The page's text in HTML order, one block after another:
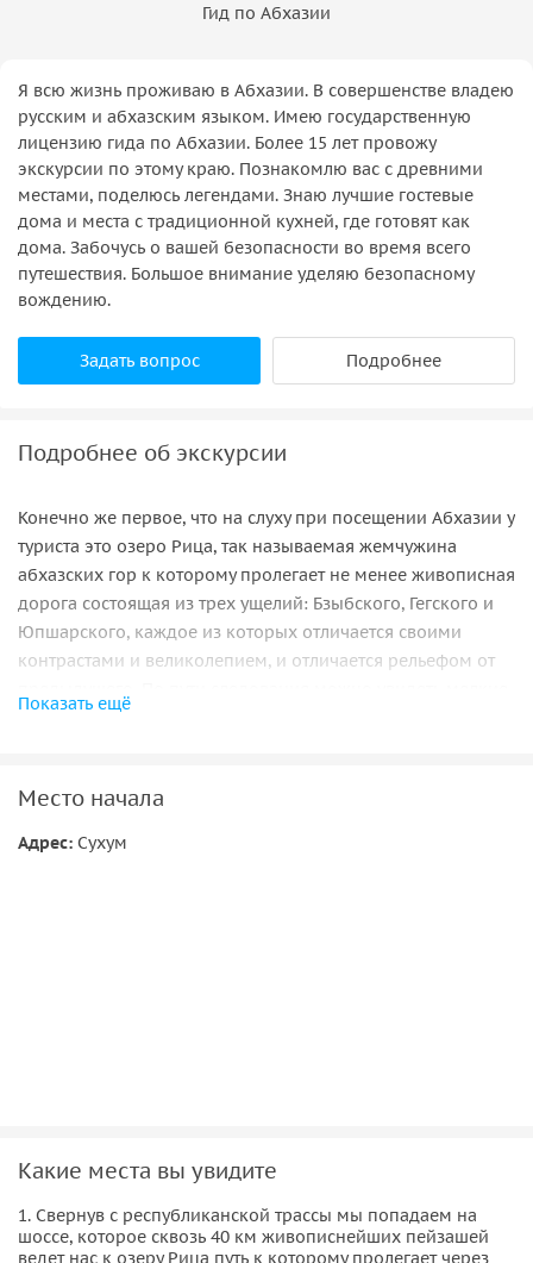
Гид по Абхазии
Я всю жизнь проживаю в Абхазии. В совершенстве владею
русским и абхазским языком. Имею государственную
лицензию гида по Абхазии. Более 15 лет провожу
экскурсии по этому краю. Познакомлю вас с древними
местами, поделюсь легендами. Знаю лучшие гостевые
дома и места с традиционной кухней, где готовят как
дома. Забочусь о вашей безопасности во время всего
путешествия. Большое внимание уделяю безопасному
вождению.
Задать вопрос Подробнее
Подробнее об экскурсии
Конечно же первое, что на слуху при посещении Абхазии у
туриста это озеро Рица, так называемая жемчужина
абхазских гор к которому пролегает не менее живописная
дорога состоящая из трех ущелий: Бзыбского, Гегского и
Юпшарского, каждое из которых отличается своими
контрастами и великолепием, и отличается рельефом от
водопады овеянные легендами “Девичьи” и “Мужские”
разнообразие поочередно сменяющих друг друга
разновидностей флоры. Именно по дороге на Рицу можно
Показать ещё
Место начала
Адрес: Сухум
Какие места вы увидите
1. Свернув с республиканской трассы мы попадаем на
шоссе, которое сквозь 40 км живописнейших пейзашей
ведет нас к озеру Рица путь к которому пролегает через